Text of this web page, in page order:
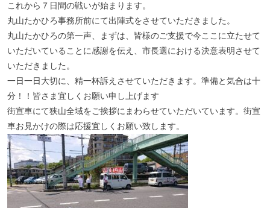
これから７日間の戦いが始まります。
丸山たかひろ事務所前にて出陣式をさせていただきました。
丸山たかひろの第一声、まずは、皆様のご支援で今ここに立たせて
いただいていることに感謝を伝え、市長選における決意表明させて
いただきました。
一日一日大切に、精一杯訴えさせていただきます。準備と気合は十
分！！皆さま宜しくお願い申し上げます
街宣車にて狭山全域をご挨拶にまわらせていただいています。街宣
車お見かけの際は応援宜しくお願い致します。